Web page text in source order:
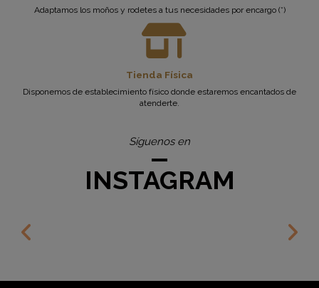
Adaptamos los moños y rodetes a tus necesidades por encargo (*)
Tienda Física
Disponemos de establecimiento físico donde estaremos encantados de
atenderte.
Síguenos en
INSTAGRAM